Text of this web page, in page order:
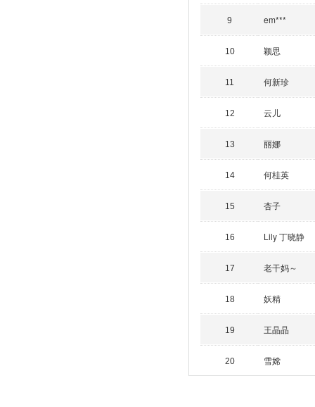
9 em***
10 颖思
11 何新珍
12 云儿
13 丽娜
14 何桂英
15 杏子
16 Lily 丁晓静
17 老干妈～
18 妖精
19 王晶晶
20 雪嫦